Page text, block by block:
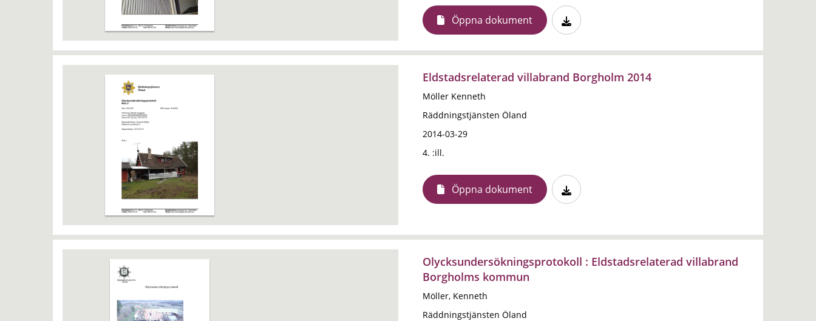
Öppna dokument
Eldstadsrelaterad villabrand Borgholm 2014
Möller Kenneth
Räddningstjänsten Öland
2014-03-29
4. :ill.
Öppna dokument
Olycksundersökningsprotokoll : Eldstadsrelaterad villabrand
Borgholms kommun
Möller, Kenneth
Räddningstjänsten Öland